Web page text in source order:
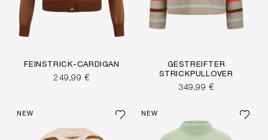
FEINSTRICK-CARDIGAN
249,99 €
GESTREIFTER
STRICKPULLOVER
349,99 €
NEW NEW